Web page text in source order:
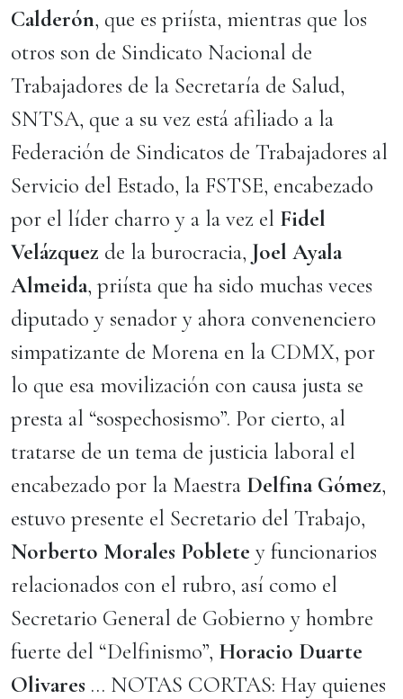
Calderón, que es priísta, mientras que los
otros son de Sindicato Nacional de
Trabajadores de la Secretaría de Salud,
SNTSA, que a su vez está afiliado a la
Federación de Sindicatos de Trabajadores al
Servicio del Estado, la FSTSE, encabezado
por el líder charro y a la vez el Fidel
Velázquez de la burocracia, Joel Ayala
Almeida, priísta que ha sido muchas veces
diputado y senador y ahora convenenciero
simpatizante de Morena en la CDMX, por
lo que esa movilización con causa justa se
presta al “sospechosismo”. Por cierto, al
tratarse de un tema de justicia laboral el
encabezado por la Maestra Delfina Gómez,
estuvo presente el Secretario del Trabajo,
Norberto Morales Poblete y funcionarios
relacionados con el rubro, así como el
Secretario General de Gobierno y hombre
fuerte del “Delfinismo”, Horacio Duarte
Olivares … NOTAS CORTAS: Hay quienes